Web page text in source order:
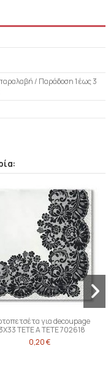
/ Παράδoση 1 έως 3
για decoupage
TETE A TETE 702618
0,20 €